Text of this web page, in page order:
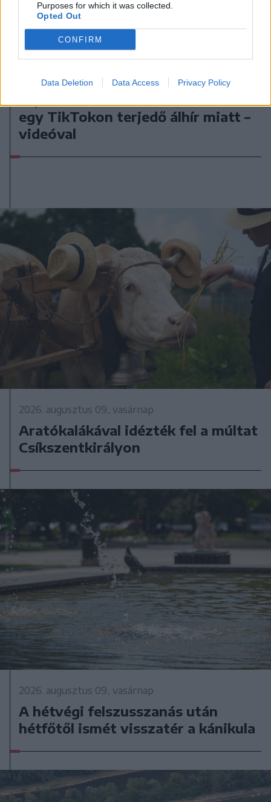
Purposes for which it was collected.
Opted Out
CONFIRM
Data Deletion Data Access Privacy Policy
2026. augusztus 09., vasárnap
egy TikTokon terjedő álhír miatt –
videóval
2026. augusztus 09., vasárnap
Aratókalákával idézték fel a múltat
Csíkszentkirályon
2026. augusztus 09., vasárnap
A hétvégi felszusszanás után
hétfőtől ismét visszatér a kánikula